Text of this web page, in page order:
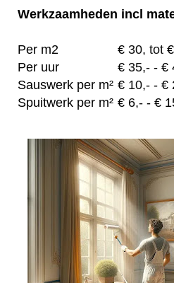
Werkzaamheden incl
Per m2 € 30, tot
Per uur
€ 35,- - €
Sauswerk per m² € 10,- - €
Spuitwerk per m² € 6,- - €